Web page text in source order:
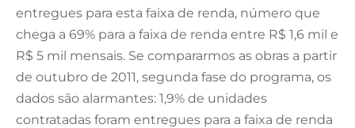
entregues para esta faixa de renda, número que
chega a 69% para a faixa de renda entre R$ 1,6 mil e
R$ 5 mil mensais. Se compararmos as obras a partir
de outubro de 2011, segunda fase do programa, os
dados são alarmantes: 1,9% de unidades
contratadas foram entregues para a faixa de renda